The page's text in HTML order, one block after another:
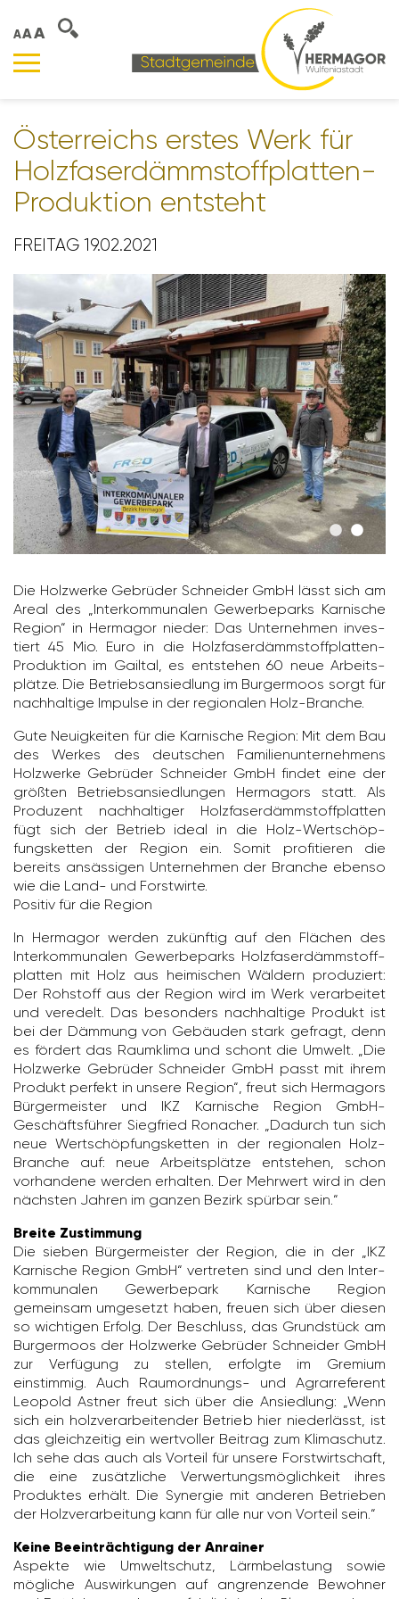
AAA
Öster­reichs erstes Werk für
Holz­fa­ser­dämm­stoff­platten-
Produk­tion entsteht
FREITAG 19.02.2021
Die Holz­werke Gebrüder Schneider GmbH lässt sich am
Areal des „Inter­kom­mu­nalen Gewer­be­parks Karni­sche
Region“ in Hermagor nieder: Das Unter­nehmen inves­
tiert 45 Mio. Euro in die Holz­fa­ser­dämm­stoff­platten-
Produk­tion im Gailtal, es entstehen 60 neue Arbeits­
plätze. Die Betriebs­an­sied­lung im Burger­moos sorgt für
nach­hal­tige Impulse in der regio­nalen Holz-Branche.
Gute Neuig­keiten für die Karni­sche Region: Mit dem Bau
des Werkes des deut­schen Fami­li­en­un­ter­neh­mens
Holz­werke Gebrüder Schneider GmbH findet eine der
größten Betriebs­an­sied­lungen Herma­gors statt. Als
Produ­zent nach­hal­tiger Holz­fa­ser­dämm­stoff­platten
fügt sich der Betrieb ideal in die Holz-Wert­schöp­
fungs­ketten der Region ein. Somit profi­tieren die
bereits ansäs­sigen Unter­nehmen der Branche ebenso
wie die Land- und Forst­wirte.
Positiv für die Region
In Hermagor werden zukünftig auf den Flächen des
Inter­kom­mu­nalen Gewer­be­parks Holz­fa­ser­dämm­stoff­
platten mit Holz aus heimi­schen Wäldern produ­ziert:
Der Rohstoff aus der Region wird im Werk verar­beitet
und veredelt. Das beson­ders nach­hal­tige Produkt ist
bei der Dämmung von Gebäuden stark gefragt, denn
es fördert das Raum­klima und schont die Umwelt. „Die
Holz­werke Gebrüder Schneider GmbH passt mit ihrem
Produkt perfekt in unsere Region“, freut sich Herma­gors
Bürger­meister und IKZ Karni­sche Region GmbH-
Geschäfts­führer Sieg­fried Ronacher. „Dadurch tun sich
neue Wert­schöp­fungs­ketten in der regio­nalen Holz-
Branche auf: neue Arbeits­plätze entstehen, schon
vorhan­dene werden erhalten. Der Mehr­wert wird in den
nächsten Jahren im ganzen Bezirk spürbar sein.“
Breite Zustimmung
Die sieben Bürger­meister der Region, die in der „IKZ
Karni­sche Region GmbH“ vertreten sind und den Inter­
kom­mu­nalen Gewer­be­park Karni­sche Region
gemeinsam umge­setzt haben, freuen sich über diesen
so wich­tigen Erfolg. Der Beschluss, das Grund­stück am
Burger­moos der Holz­werke Gebrüder Schneider GmbH
zur Verfü­gung zu stellen, erfolgte im Gremium
einstimmig. Auch Raum­ord­nungs- und Agrar­re­fe­rent
Leopold Astner freut sich über die Ansied­lung: „Wenn
sich ein holz­ver­ar­bei­tender Betrieb hier nieder­lässt, ist
das gleich­zeitig ein wert­voller Beitrag zum Klima­schutz.
Ich sehe das auch als Vorteil für unsere Forst­wirt­schaft,
die eine zusätz­liche Verwer­tungs­mög­lich­keit ihres
Produktes erhält. Die Synergie mit anderen Betrieben
der Holz­ver­ar­bei­tung kann für alle nur von Vorteil sein.“
Keine Beeinträchtigung der Anrainer
Aspekte wie Umwelt­schutz, Lärm­be­las­tung sowie
mögliche Auswir­kungen auf angren­zende Bewohner